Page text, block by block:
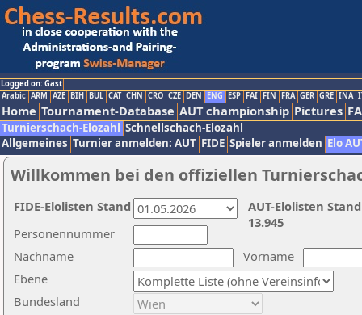
Logged on: Gast
Arabic ARM AZE BIH BUL CAT CHN CRO CZE DEN ENG ESP FAI FIN FRA GER GRE INA
Home Tournament-Database AUT championship Pictures
Turnierschach-Elozahl Schnellschach-Elozahl
Allgemeines Turnier anmelden: AUT FIDE Spieler anmelden Elo
Willkommen bei den offiziellen
Nachname
Vorname
Ebene
Personennummer
Bundesland
AUT-Elolisten
13.945
FIDE-Elolisten Stand